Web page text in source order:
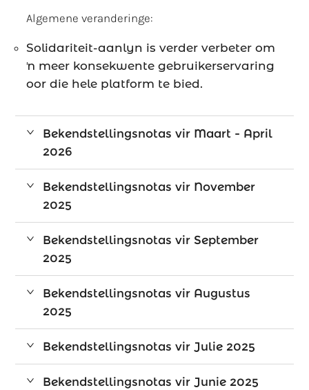
Algemene veranderinge:
Solidariteit-aanlyn is verder verbeter om
ŉ meer konsekwente gebruikerservaring
oor die hele platform te bied.
Bekendstellingsnotas vir Maart - April
2026
Bekendstellingsnotas vir November
2025
Bekendstellingsnotas vir September
2025
Bekendstellingsnotas vir Augustus
2025
Bekendstellingsnotas vir Julie 2025
Bekendstellingsnotas vir Junie 2025